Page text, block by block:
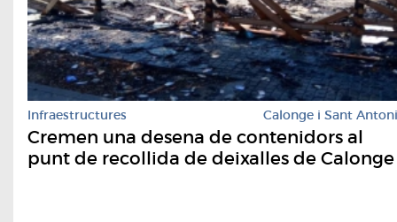
Infraestructures Calonge i Sant Antoni
Cremen una desena de contenidors al
punt de recollida de deixalles de Calonge